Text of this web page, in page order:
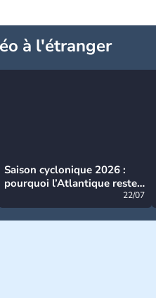
à l'étranger
Saison cyclonique 2026 :
pourquoi l’Atlantique reste
22/07